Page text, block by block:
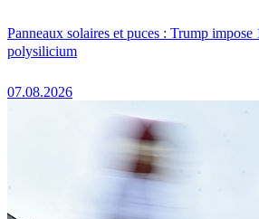
Panneaux solaires et puces : Trump impose
polysilicium
07.08.2026